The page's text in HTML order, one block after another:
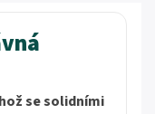
se solidními